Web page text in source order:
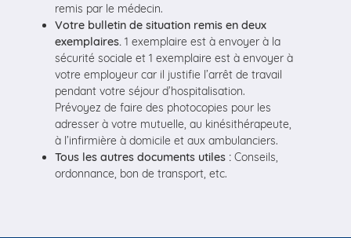
remis par le médecin.
Votre bulletin de situation remis en deux
exemplaires. 1 exemplaire est à envoyer à la
sécurité sociale et 1 exemplaire est à envoyer à
votre employeur car il justifie l’arrêt de travail
pendant votre séjour d’hospitalisation.
Prévoyez de faire des photocopies pour les
adresser à votre mutuelle, au kinésithérapeute,
à l’infirmière à domicile et aux ambulanciers.
Tous les autres documents utiles : Conseils,
ordonnance, bon de transport, etc.